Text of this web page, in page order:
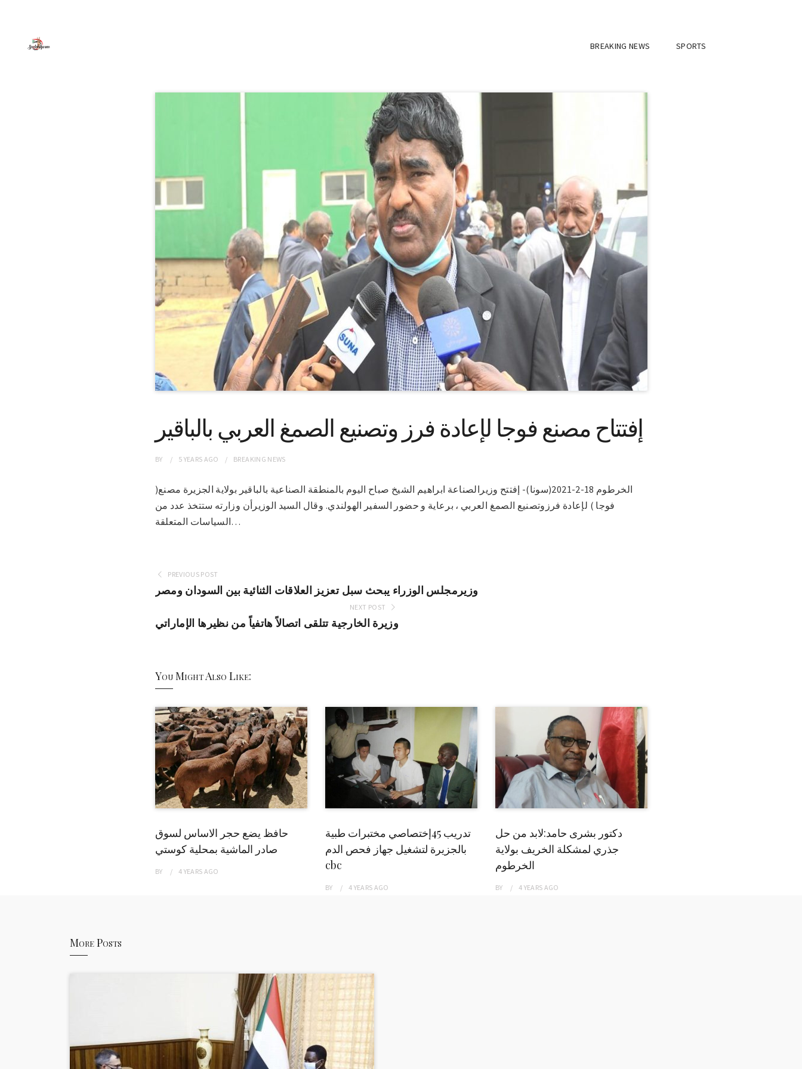
BREAKING NEWS SPORTS
إفتتاح مصنع فوجا لإعادة فرز وتصنيع الصمغ العربي بالباقير
BY 5 YEARS AGO BREAKING NEWS
الخرطوم 18-2-2021(سونا)- إفتتح وزيرالصناعة ابراهيم الشيخ صباح اليوم بالمنطقة الصناعية بالباقير بولاية الجزيرة مصنع(
فوجا ) لإعادة فرزوتصنيع الصمغ العربي ، برعاية و حضور السفير الهولندي. وقال السيد الوزيرأن وزارته ستتخذ عدد من
السياسات المتعلقة…
PREVIOUS POST
وزيرمجلس الوزراء يبحث سبل تعزيز العلاقات الثنائية بين السودان ومصر
NEXT POST
وزيرة الخارجية تتلقى اتصالاً هاتفياً من نظيرها الإماراتي
You Might Also Like:
حافظ يضع حجر الاساس لسوق
صادر الماشية بمحلية كوستي
BY 4 YEARS AGO
تدريب 45إختصاصي مختبرات طبية
بالجزيرة لتشغيل جهاز فحص الدم
cbc
BY 4 YEARS AGO
دكتور بشرى حامد:لابد من حل
جذري لمشكلة الخريف بولاية
الخرطوم
BY 4 YEARS AGO
More Posts